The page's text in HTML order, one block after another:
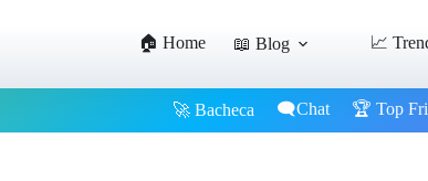
🏠 Home 📖 Blog 📈
🚀 Bacheca 🗨️Chat 🏆 Top